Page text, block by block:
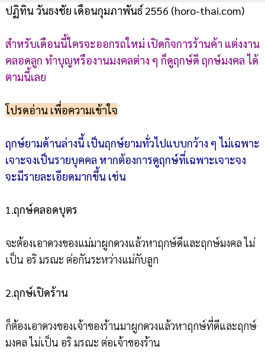
ปฏิทิน วันธงชัย เดือนกุมภาพันธ์ 2556 (horo-thai.com)
สำหรับเดือนนี้ใครจะออกรถใหม่ เปิดกิจการร้านค้า แต่งงาน
คลอดลูก ทำบุญหรืองานมงคลต่าง ๆ ก็ดูฤกษ์ดี ฤกษ์มงคล ได้
ตามนี้เลย
โปรดอ่าน เพื่อความเข้าใจ
ฤกษ์ยามด้านล่างนี้ เป็นฤกษ์ยามทั่วไปแบบกว้าง ๆ ไม่เฉพาะ
เจาะจงเป็นรายบุคคล หากต้องการดูฤกษ์ที่เฉพาะเจาะจง
จะมีรายละเอียดมากขึ้น เช่น
1.ฤกษ์คลอดบุตร
จะต้องเอาดวงของแม่มาผูกดวงแล้วหาฤกษ์ดีและฤกษ์มงคล ไม่
เป็น อริ มรณะ ต่อกันระหว่างแม่กับลูก
2.ฤกษ์เปิดร้าน
ก็ต้องเอาดวงของเจ้าของร้านมาผูกดวงแล้วหาฤกษ์ที่ดีและฤกษ์
มงคล ไม่เป็น อริ มรณะ ต่อเจ้าของร้าน